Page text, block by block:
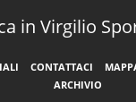
in Virgilio
CONTATTACI
ARCHIVIO